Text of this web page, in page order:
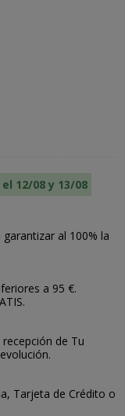
12/08 y 13/08
al 100% la
a 95 €.
de Tu
Tarjeta de Crédito o